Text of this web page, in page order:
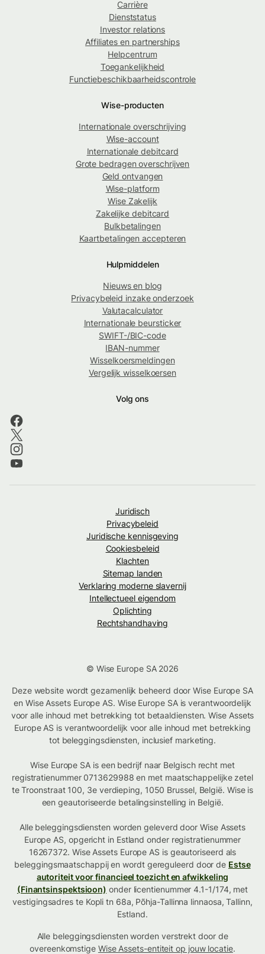
Carrière
Dienststatus
Investor relations
Affiliates en partnerships
Helpcentrum
Toegankelijkheid
Functiebeschikbaarheidscontrole
Wise-producten
Internationale overschrijving
Wise-account
Internationale debitcard
Grote bedragen overschrijven
Geld ontvangen
Wise-platform
Wise Zakelijk
Zakelijke debitcard
Bulkbetalingen
Kaartbetalingen accepteren
Hulpmiddelen
Nieuws en blog
Privacybeleid inzake onderzoek
Valutacalculator
Internationale beursticker
SWIFT-/BIC-code
IBAN-nummer
Wisselkoersmeldingen
Vergelijk wisselkoersen
Volg ons
Juridisch
Privacybeleid
Juridische kennisgeving
Cookiesbeleid
Klachten
Sitemap landen
Verklaring moderne slavernij
Intellectueel eigendom
Oplichting
Rechtshandhaving
© Wise Europe SA 2026
Deze website wordt gezamenlijk beheerd door Wise Europe SA
en Wise Assets Europe AS. Wise Europe SA is verantwoordelijk
voor alle inhoud met betrekking tot betaaldiensten. Wise Assets
Europe AS is verantwoordelijk voor alle inhoud met betrekking
tot beleggingsdiensten, inclusief marketing.
Wise Europe SA is een bedrijf naar Belgisch recht met
registratienummer 0713629988 en met maatschappelijke zetel
te Troonstraat 100, 3e verdieping, 1050 Brussel, België. Wise is
een geautoriseerde betalingsinstelling in België.
Alle beleggingsdiensten worden geleverd door Wise Assets
Europe AS, opgericht in Estland onder registratienummer
16267372. Wise Assets Europe AS is geautoriseerd als
beleggingsmaatschappij en wordt gereguleerd door de Estse
autoriteit voor financieel toezicht en afwikkeling
(Finantsinspektsioon) onder licentienummer 4.1-1/174, met
vestigingsadres te Kopli tn 68a, Põhja-Tallinna linnaosa, Tallinn,
Estland.
Alle beleggingsdiensten worden verstrekt door de
overeenkomstige Wise Assets-entiteit op jouw locatie.